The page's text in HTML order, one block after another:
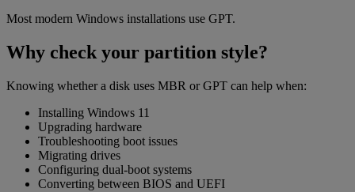
Most modern Windows installations use GPT.
Why check your partition style?
Knowing whether a disk uses MBR or GPT can help when:
Installing Windows 11
Upgrading hardware
Troubleshooting boot issues
Migrating drives
Configuring dual-boot systems
Converting between BIOS and UEFI